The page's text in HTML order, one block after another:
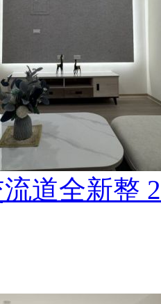
道全新整